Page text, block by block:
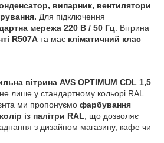
випарник, вентилятори
Для підключення
мережа 220 В / 50 Гц. Вітрина
R507A та має кліматичний клас
вітрина AVS OPTIMUM СDL 1,5
лише у стандартному кольорі RAL
ми пропонуємо фарбування
із палітри RAL, що дозволяє
з дизайном магазину, кафе чи